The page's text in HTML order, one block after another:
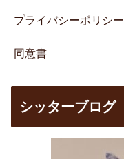
プライバシーポリシー
同意書
シッターブログ